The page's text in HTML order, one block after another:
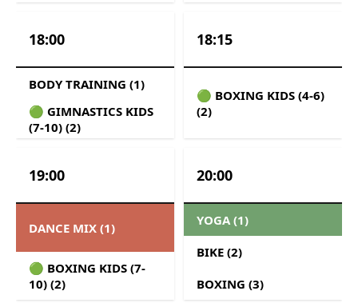
18:00
BODY TRAINING (1)
🟢 GIMNASTICS KIDS
(7-10) (2)
18:15
🟢 BOXING KIDS (4-6)
(2)
19:00
DANCE MIX (1)
🟢 BOXING KIDS (7-
10) (2)
20:00
YOGA (1)
BIKE (2)
BOXING (3)